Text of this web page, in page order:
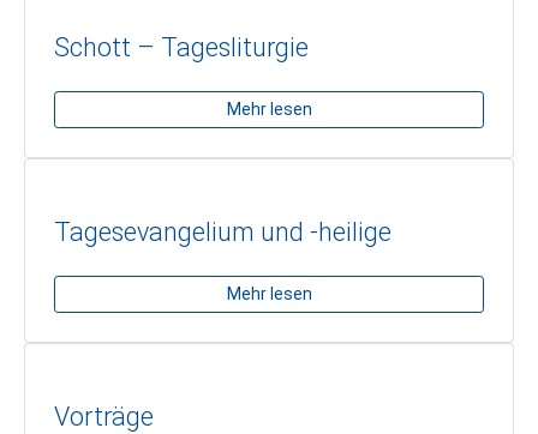
Schott – Tagesliturgie
Mehr lesen
Tagesevangelium und -heilige
Mehr lesen
Vorträge